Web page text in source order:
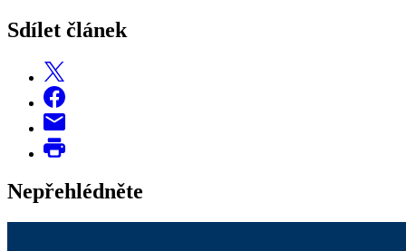
Sdílet článek
Nepřehlédněte